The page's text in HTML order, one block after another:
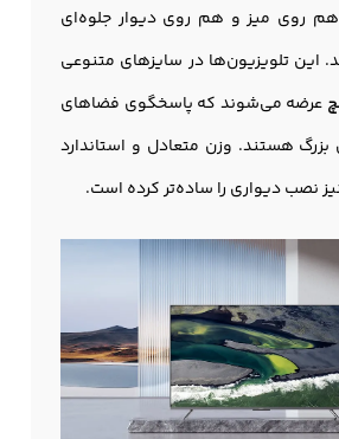
روی میز و هم روی دیوار جلوه‌ای
این تلویزیون‌ها در سایزهای متنوعی
عرضه می‌شوند که پاسخگوی فضاهای
هستند. وزن متعادل و استاندارد
نصب دیواری را ساده‌تر کرده است.